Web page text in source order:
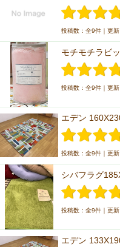
投稿数：全9件｜更
モチモチラビ
投稿数：全9件｜更
エデン
投稿数：全9件｜更
シバフラグ
投稿数：全9件｜更
エデン